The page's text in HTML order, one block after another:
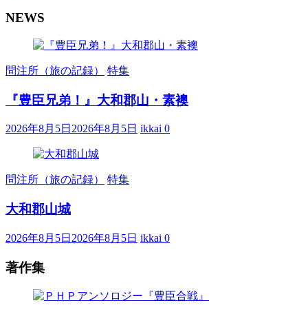
NEWS
問注所（旅の記録） 特集
『豊臣兄弟！』大和郡山・素襖
2026年8月5日 2026年8月5日 ikkai 0
問注所（旅の記録） 特集
大和郡山城
2026年8月5日 2026年8月5日 ikkai 0
著作集